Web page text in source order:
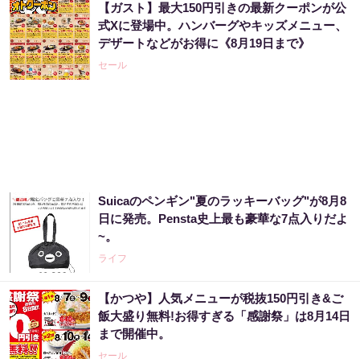
宝くじ当たる人は“たまたま”じゃない?!
PR（合同会社デジタルファーム ）
アマゾン1位「このお茶ガチです」噂のお茶
PR（ハーブ健康本舗）
宝くじ当たる人は“たまたま”じゃない?!
PR（合同会社デジタルファーム ）
【ガスト】最大150円引きの最新クーポンが公
式Xに登場中。ハンバーグやキッズメニュー、
デザートなどがお得に《8月19日まで》
セール
Suicaのペンギン"夏のラッキーバッグ"が8月8
日に発売。Pensta史上最も豪華な7点入りだよ
~。
ライフ
【かつや】人気メニューが税抜150円引き&ご
飯大盛り無料!お得すぎる「感謝祭」は8月14日
まで開催中。
セール